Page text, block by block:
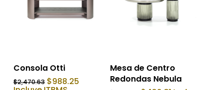
Añadir Al Carrito
Consola Otti
$2,470.63 El
$988.25El
Añadir Al Carrito
Mesa de Centro
Redondas Nebula